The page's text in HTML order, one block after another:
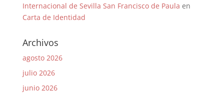
Internacional de Sevilla San Francisco de Paula en
Carta de Identidad
Archivos
agosto 2026
julio 2026
junio 2026